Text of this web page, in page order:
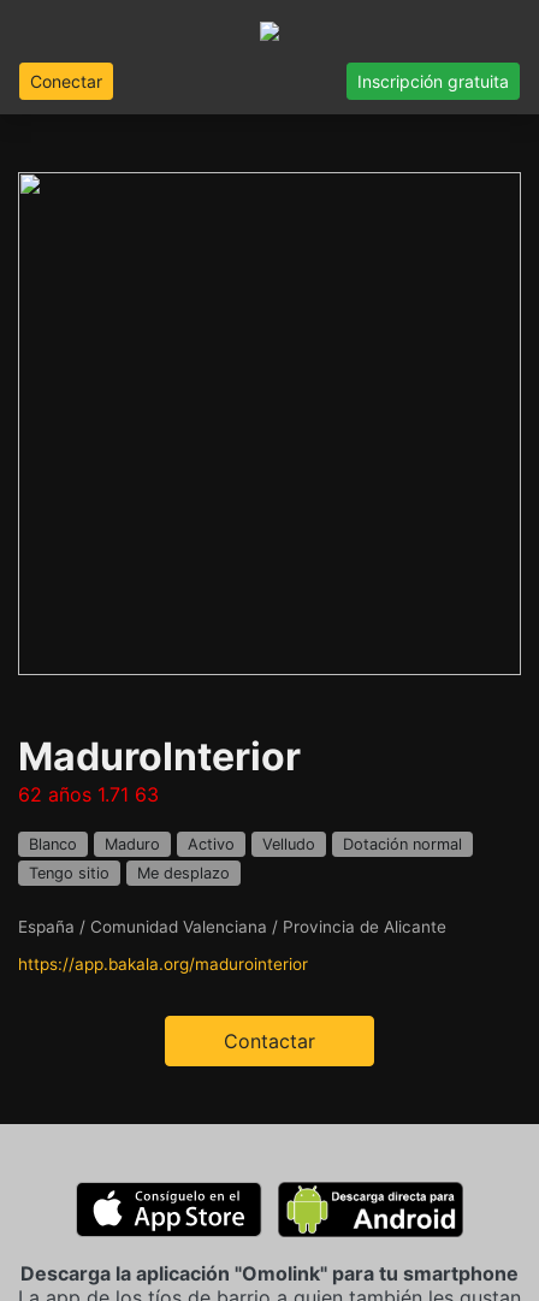
Conectar Inscripción gratuita
MaduroInterior
62 años 1.71 63
Blanco Maduro Activo Velludo
Dotación normal
Tengo sitio
Me desplazo
España / Comunidad Valenciana / Provincia de Alicante
https://app.bakala.org/madurointerior
Contactar
Descarga la aplicación "Omolink" para tu smartphone